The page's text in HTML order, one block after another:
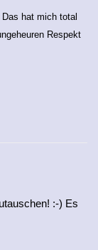
hat mich total
Respekt
:-) Es